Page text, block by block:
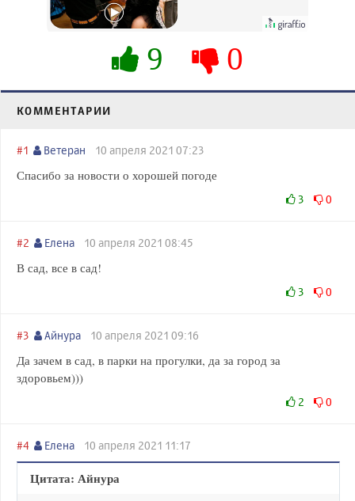
9 0
КОММЕНТАРИИ
#1 Ветеран 10 апреля 2021 07:23
Спасибо за новости о хорошей погоде
3 0
#2 Елена 10 апреля 2021 08:45
В сад, все в сад!
3 0
#3 Айнура 10 апреля 2021 09:16
Да зачем в сад, в парки на прогулки, да за город за
здоровьем)))
2 0
#4 Елена 10 апреля 2021 11:17
Цитата: Айнура